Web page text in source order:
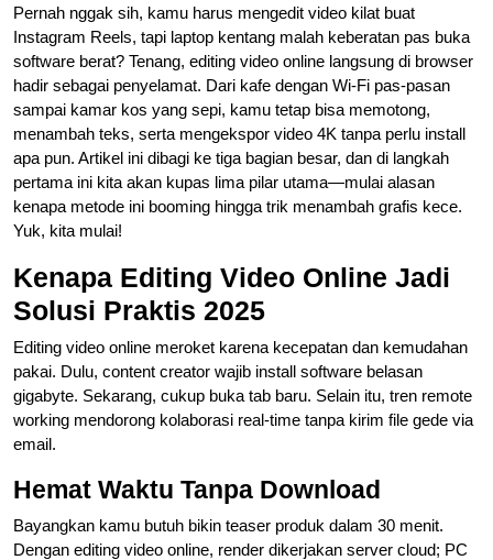
Pernah nggak sih, kamu harus mengedit video kilat buat
Instagram Reels, tapi laptop kentang malah keberatan pas buka
software berat? Tenang, editing video online langsung di browser
hadir sebagai penyelamat. Dari kafe dengan Wi-Fi pas-pasan
sampai kamar kos yang sepi, kamu tetap bisa memotong,
menambah teks, serta mengekspor video 4K tanpa perlu install
apa pun. Artikel ini dibagi ke tiga bagian besar, dan di langkah
pertama ini kita akan kupas lima pilar utama—mulai alasan
kenapa metode ini booming hingga trik menambah grafis kece.
Yuk, kita mulai!
Kenapa Editing Video Online Jadi
Solusi Praktis 2025
Editing video online meroket karena kecepatan dan kemudahan
pakai. Dulu, content creator wajib install software belasan
gigabyte. Sekarang, cukup buka tab baru. Selain itu, tren remote
working mendorong kolaborasi real-time tanpa kirim file gede via
email.
Hemat Waktu Tanpa Download
Bayangkan kamu butuh bikin teaser produk dalam 30 menit.
Dengan editing video online, render dikerjakan server cloud; PC